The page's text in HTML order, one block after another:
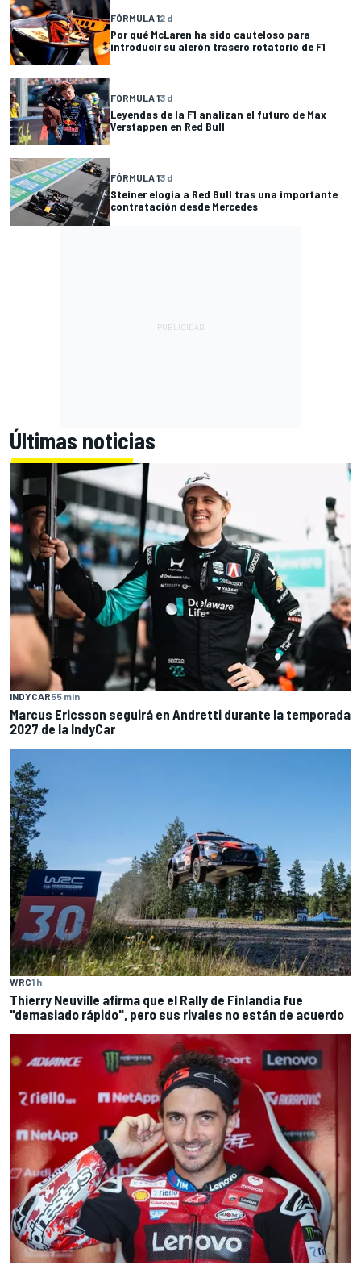
FÓRMULA 12 d
Por qué McLaren ha sido cauteloso para
introducir su alerón trasero rotatorio de F1
FÓRMULA 13 d
Leyendas de la F1 analizan el futuro de Max
Verstappen en Red Bull
FÓRMULA 13 d
Steiner elogia a Red Bull tras una importante
contratación desde Mercedes
Últimas noticias
INDYCAR55 min
Marcus Ericsson seguirá en Andretti durante la temporada
2027 de la IndyCar
WRC1 h
Thierry Neuville afirma que el Rally de Finlandia fue
"demasiado rápido", pero sus rivales no están de acuerdo